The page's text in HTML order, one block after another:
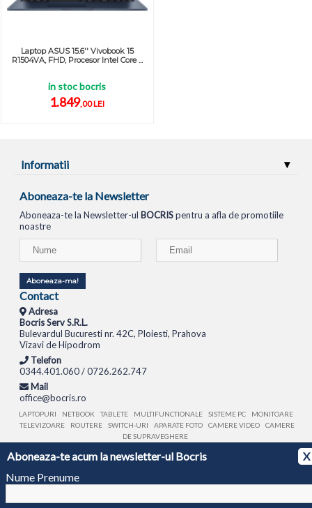
Aboneaza-te acum la newsletter-ul Bocris
X
Nume Prenume
Laptop ASUS 15.6'' Vivobook 15
R1504VA, FHD, Procesor Intel Core ...
in stoc bocris
1.849,00 LEI
Informatii
Aboneaza-te la Newsletter
Aboneaza-te la Newsletter-ul BOCRISpentru a afla de promotiile
noastre
Aboneaza-ma!
Contact
Adresa
Bocris Serv S.R.L.
Bulevardul Bucuresti nr. 42C, Ploiesti, Prahova
Vizavi de Hipodrom
Telefon
0344.401.060 / 0726.262.747
Mail
office@bocris.ro
LAPTOPURI NETBOOK TABLETE MULTIFUNCTIONALE SISTEME PC
MONITOARE
TELEVIZOARE
ROUTERE SWITCH-URI APARATE FOTO CAMERE VIDEO
CAMERE
DE SUPRAVEGHERE